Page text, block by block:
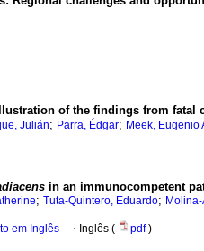
of the findings from fatal
Julián; Parra, Édgar; Meek, Eugenio
in an immunocompetent
; Tuta-Quintero, Eduardo;
em Inglês · Inglês ( pdf)